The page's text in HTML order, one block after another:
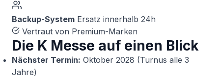
Backup-System Ersatz innerhalb 24h
Vertraut von Premium-Marken
Die K Messe auf einen Blick
Nächster Termin: Oktober 2028 (Turnus alle 3
Jahre)